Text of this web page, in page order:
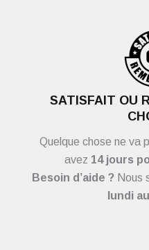
SATISFAIT OU
Quelque chose ne va
avez 14 jours
Besoin d’aide ? Nous
lundi